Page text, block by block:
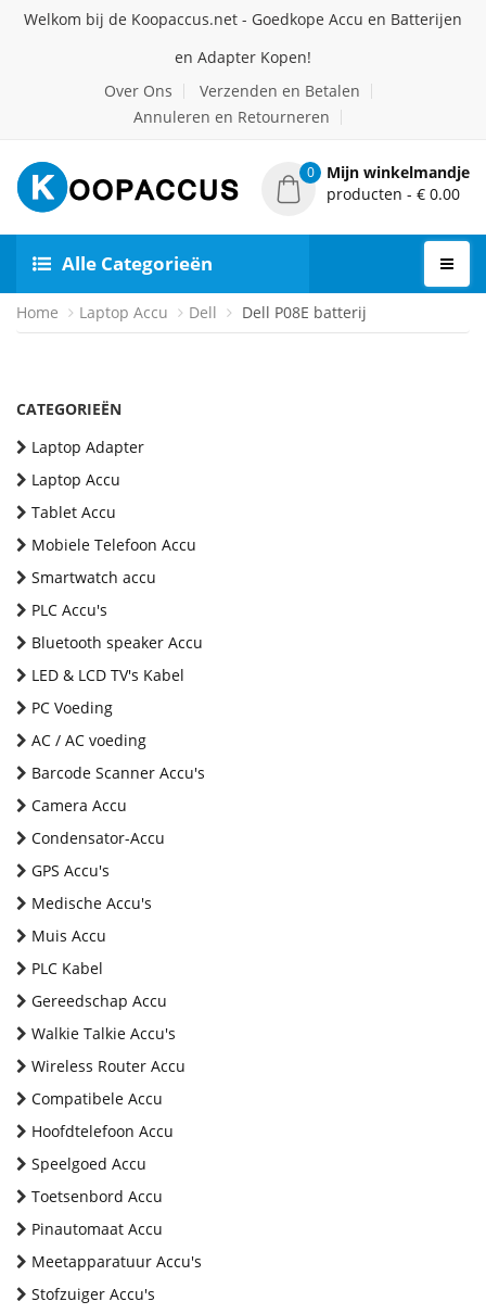
Welkom bij de Koopaccus.net - Goedkope Accu en Batterijen
en Adapter Kopen!
Over Ons
Verzenden en Betalen
Annuleren en Retourneren
0
Mijn winkelmandje
producten - € 0.00
Alle Categorieën
Home Laptop Accu Dell Dell P08E batterij
CATEGORIEËN
Laptop Adapter
Laptop Accu
Tablet Accu
Mobiele Telefoon Accu
Smartwatch accu
PLC Accu's
Bluetooth speaker Accu
LED & LCD TV's Kabel
PC Voeding
AC / AC voeding
Barcode Scanner Accu's
Camera Accu
Condensator-Accu
GPS Accu's
Medische Accu's
Muis Accu
PLC Kabel
Gereedschap Accu
Walkie Talkie Accu's
Wireless Router Accu
Compatibele Accu
Hoofdtelefoon Accu
Speelgoed Accu
Toetsenbord Accu
Pinautomaat Accu
Meetapparatuur Accu's
Stofzuiger Accu's